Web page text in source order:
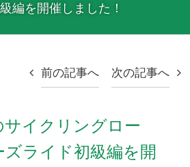
編を開催しました！
前の記事へ 次の記事へ
イクリングロー
ズライド初級編を開